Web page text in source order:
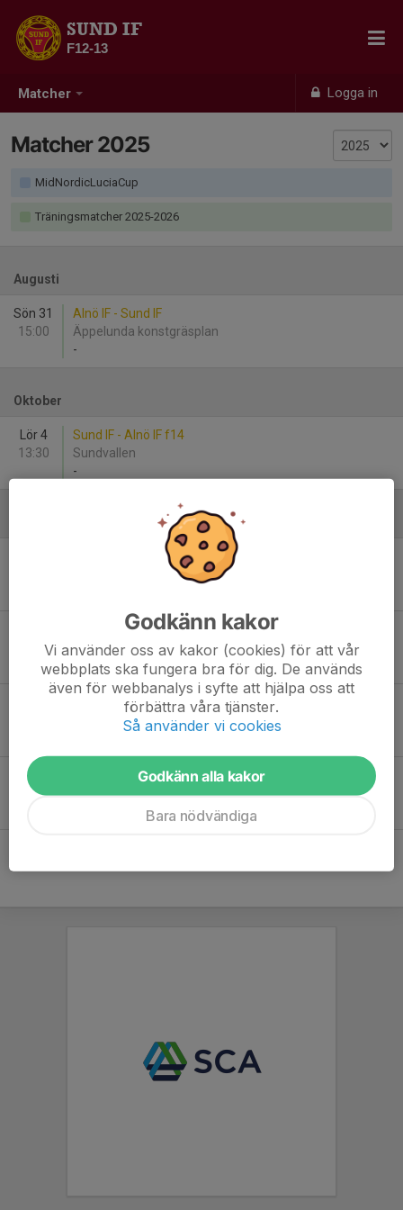
Matcher Logga in
SUND IF
F12-13
Matcher 2025
MidNordicLuciaCup
Träningsmatcher 2025-2026
Augusti
Sön 31
15:00
Alnö IF - Sund IF
Äppelunda konstgräsplan
-
Oktober
Lör 4
13:30
Sund IF - Alnö IF f14
Sundvallen
-
Sund IF - Selånger SK
Timrå Fotbollshall
08:30
Fränsta IK - Sund IF
Timrå Fotbollshall
-
Heffnersklubbans BK - Sund IF
Timrå Fotbollshall
Lör 13
18:00
Sidsjö-Böle IF - Sund IF
Timrå Fotbollshall
Godkänn kakor
Vi använder oss av kakor (cookies) för att vår
webbplats ska fungera bra för dig. De används
även för webbanalys i syfte att hjälpa oss att
förbättra våra tjänster.
Så använder vi cookies
Godkänn alla kakor
Bara nödvändiga